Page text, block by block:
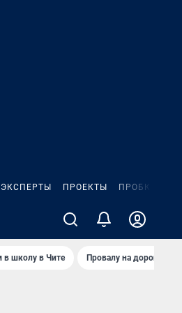
ЭКСПЕРТЫ ПРОЕКТЫ ПРОБКИ
в школу в Чите Провалу на дороге